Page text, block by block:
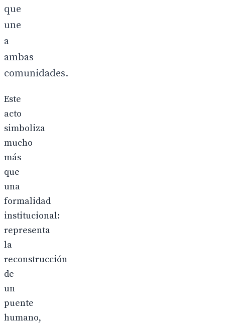
que
une
a
ambas
comunidades.
Este
acto
simboliza
mucho
más
que
una
formalidad
institucional:
representa
la
reconstrucción
de
un
puente
humano,